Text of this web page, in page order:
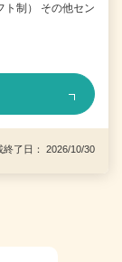
ト制） その他セン
了日： 2026/10/30